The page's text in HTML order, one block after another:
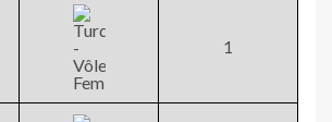
​1